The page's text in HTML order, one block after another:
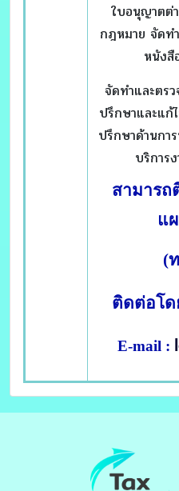
ใบอนุญาตต่
กฎหมาย จัดท
หนังสื
จัดทำและต
ปรึกษาและแ
ปรึกษาด้านก
บริการ
สามาร
แ
(
ติดต่อโด
E-mail :